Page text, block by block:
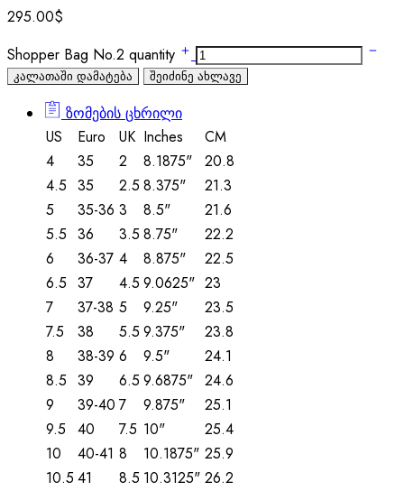
295.00$
Shopper Bag No.2 quantity
კალათაში დამატება შეიძინე ახლავე
ზომების ცხრილი
US
Euro UK Inches
CM
4
35 2 8.1875"
20.8
4.5 35 2.5 8.375"
21.3
5
35-36 3 8.5"
21.6
5.5 36 3.5 8.75"
22.2
6
36-37 4 8.875"
22.5
6.5 37 4.5 9.0625" 23
7
37-38 5 9.25"
23.5
7.5
38 5.5 9.375"
23.8
8
38-39 6 9.5"
24.1
8.5 39 6.5 9.6875" 24.6
9
39-40 7 9.875"
25.1
9.5
40 7.5 10"
25.4
10
40-41 8 10.1875" 25.9
10.5 41 8.5 10.3125" 26.2